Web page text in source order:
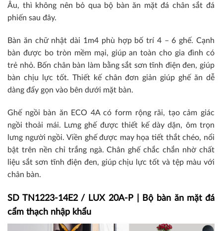
Âu, thì không nên bỏ qua bộ bàn ăn mặt đá chân sắt đá
phiến sau đây.
Bàn ăn chữ nhật dài 1m4 phù hợp bố trí 4 – 6 ghế. Cạnh
bàn được bo tròn mềm mại, giúp an toàn cho gia đình có
trẻ nhỏ. Bốn chân bàn làm bằng sắt sơn tĩnh điện đen, giúp
bàn chịu lực tốt. Thiết kế chân đơn giản giúp ghế ăn dễ
dàng đẩy gọn vào bên dưới mặt bàn.
Ghế ngồi bàn ăn ECO 4A có form rộng rãi, tạo cảm giác
ngồi thoải mái. Lưng ghế được thiết kế dày dặn, ôm trọn
lưng người ngồi. Viền ghế được may họa tiết thắt chéo, nổi
bật trên nền chỉ trắng ngà. Chân ghế chắc chắn nhờ chất
liệu sắt sơn tĩnh điện đen, giúp chịu lực tốt và tệp màu với
chân bàn.
SD TN1223-14E2 / LUX 20A-P | Bộ bàn ăn mặt đá
cẩm thạch nhập khẩu